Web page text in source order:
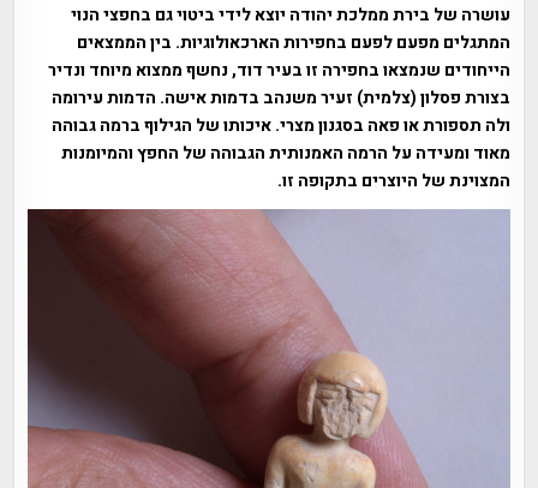
עושרה של בירת ממלכת יהודה יוצא לידי ביטוי גם בחפצי הנוי
המתגלים מפעם לפעם בחפירות הארכאולוגיות. בין הממצאים
הייחודים שנמצאו בחפירה זו בעיר דוד, נחשף ממצוא מיוחד ונדיר
בצורת פסלון (צלמית) זעיר משנהב בדמות אישה. הדמות עירומה
ולה תספורת או פאה בסגנון מצרי. איכותו של הגילוף ברמה גבוהה
מאוד ומעידה על הרמה האמנותית הגבוהה של החפץ והמיומנות
המצוינת של היוצרים בתקופה זו.